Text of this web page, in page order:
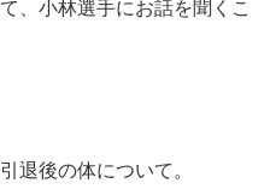
、小林選手にお話を聞くこ
退後の体について。